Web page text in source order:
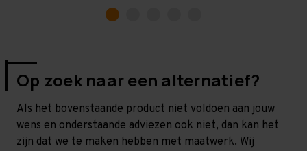
Op zoek naar een alternatief?
Als het bovenstaande product niet voldoen aan jouw
wens en onderstaande adviezen ook niet, dan kan het
zijn dat we te maken hebben met maatwerk. Wij